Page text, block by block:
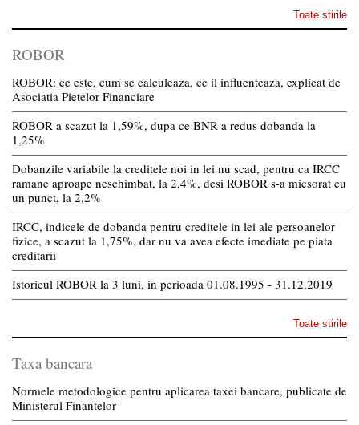
Toate stirile
ROBOR
ROBOR: ce este, cum se calculeaza, ce il influenteaza, explicat de
Asociatia Pietelor Financiare
ROBOR a scazut la 1,59%, dupa ce BNR a redus dobanda la
1,25%
Dobanzile variabile la creditele noi in lei nu scad, pentru ca IRCC
ramane aproape neschimbat, la 2,4%, desi ROBOR s-a micsorat cu
un punct, la 2,2%
IRCC, indicele de dobanda pentru creditele in lei ale persoanelor
fizice, a scazut la 1,75%, dar nu va avea efecte imediate pe piata
creditarii
Istoricul ROBOR la 3 luni, in perioada 01.08.1995 - 31.12.2019
Toate stirile
Taxa bancara
Normele metodologice pentru aplicarea taxei bancare, publicate de
Ministerul Finantelor